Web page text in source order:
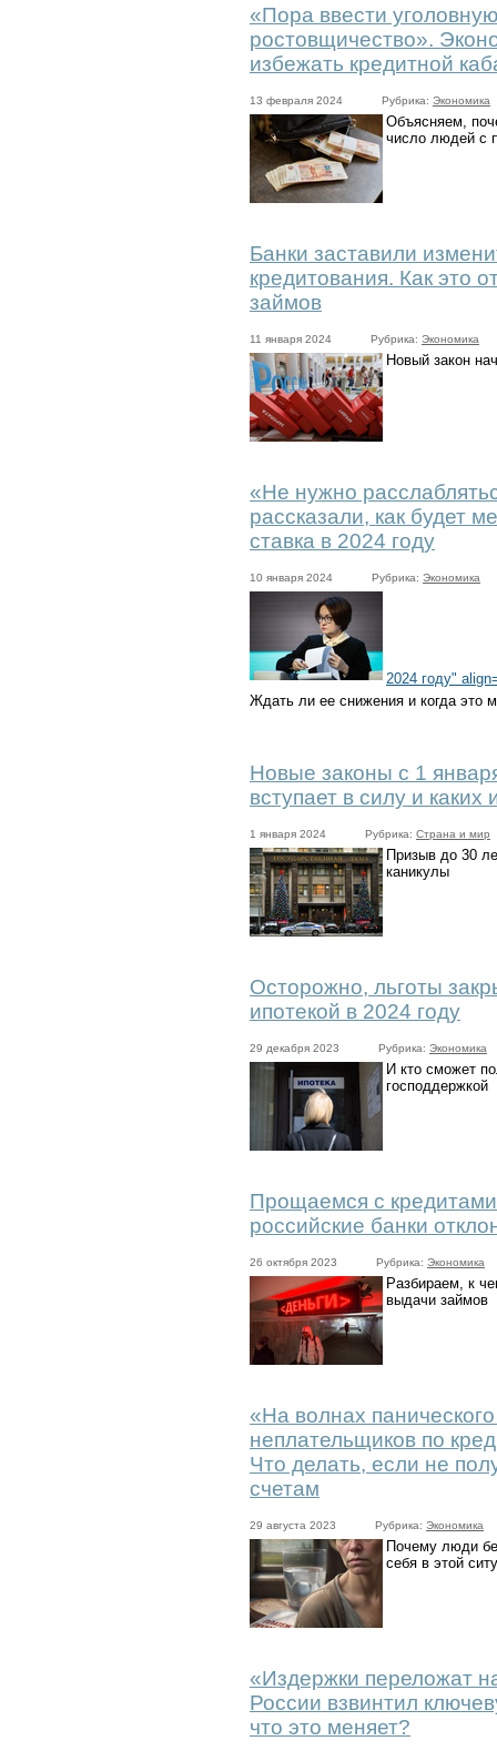
«Пора ввести
ростовщичество».
избежать кредитной
13 февраля 2024 Рубрика: Экономика
Объясняем,
число людей с
Банки заставили
кредитования. Как это
займов
11 января 2024 Рубрика: Экономика
Новый закон
«Не нужно
рассказали, как будет
ставка в 2024 году
10 января 2024 Рубрика: Экономика
2024 году"
Ждать ли ее снижения и когда это
Новые законы с 1
вступает в силу и
1 января 2024 Рубрика: Страна и мир
Призыв до 30
каникулы
Осторожно, льготы
ипотекой в 2024 году
29 декабря 2023 Рубрика: Экономика
И кто сможет
господдержкой
Прощаемся с
российские банки
26 октября 2023 Рубрика: Экономика
Разбираем, к
выдачи займов
«На волнах
неплательщиков по
Что делать, если не
счетам
29 августа 2023 Рубрика: Экономика
Почему люди
себя в этой
«Издержки переложат
России взвинтил
что это меняет?